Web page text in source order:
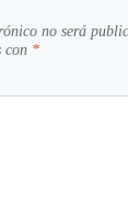
no será
con *